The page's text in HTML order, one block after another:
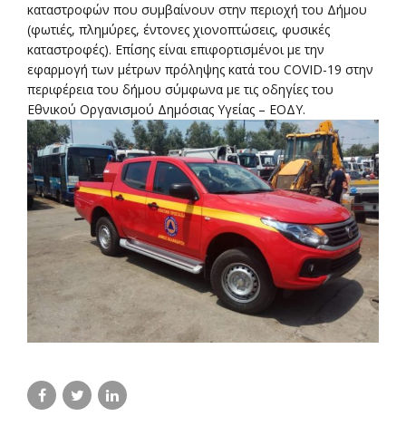
καταστροφών που συμβαίνουν στην περιοχή του Δήμου
(φωτιές, πλημύρες, έντονες χιονοπτώσεις, φυσικές
καταστροφές). Επίσης είναι επιφορτισμένοι με την
εφαρμογή των μέτρων πρόληψης κατά του COVID-19 στην
περιφέρεια του δήμου σύμφωνα με τις οδηγίες του
Εθνικού Οργανισμού Δημόσιας Υγείας – ΕΟΔΥ.